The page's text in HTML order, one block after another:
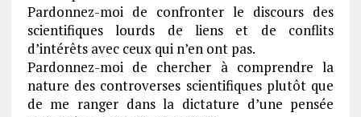
Pardonnez-moi de confronter le discours des
scientifiques lourds de liens et de conflits
d’intérêts avec ceux qui n’en ont pas.
Pardonnez-moi de chercher à comprendre la
nature des controverses scientifiques plutôt que
de me ranger dans la dictature d’une pensée